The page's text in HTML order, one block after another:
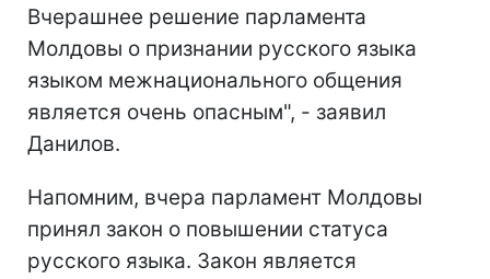
Вчерашнее решение парламента
Молдовы о признании русского языка
языком межнационального общения
является очень опасным", - заявил
Данилов.
Напомним, вчера парламент Молдовы
принял закон о повышении статуса
русского языка. Закон является